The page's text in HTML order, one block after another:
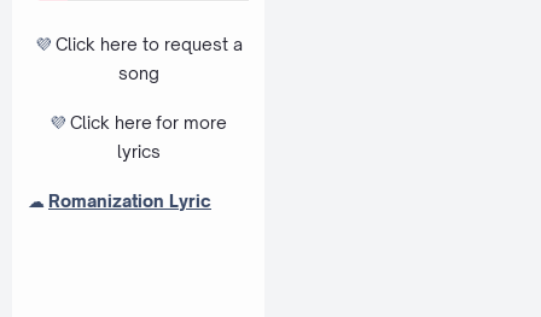
💜 Click here to request a
song
💜 Click here for more
lyrics
☁ Romanization Lyric